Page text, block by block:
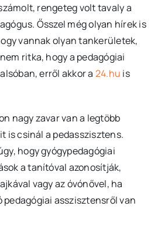
rengeteg volt tavaly a
Ősszel még olyan hírek is
vannak olyan tankerületek,
ritka, hogy a pedagógiai
erről akkor a 24.hu is
nagy zavar van a legtöbb
is csinál a pedasszisztens.
hogy gyógypedagógiai
a tanítóval azonosítják,
vagy az óvónővel, ha
pedagógiai asszisztensről van